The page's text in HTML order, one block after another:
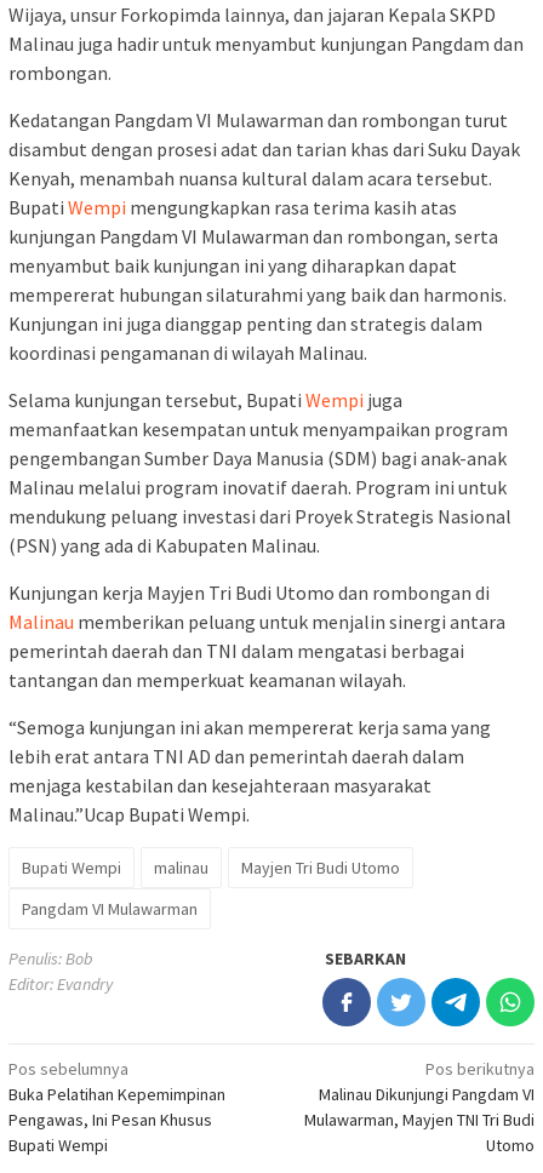
Wijaya, unsur Forkopimda lainnya, dan jajaran Kepala SKPD
Malinau juga hadir untuk menyambut kunjungan Pangdam dan
rombongan.
Kedatangan Pangdam VI Mulawarman dan rombongan turut
disambut dengan prosesi adat dan tarian khas dari Suku Dayak
Kenyah, menambah nuansa kultural dalam acara tersebut.
Bupati Wempi mengungkapkan rasa terima kasih atas
kunjungan Pangdam VI Mulawarman dan rombongan, serta
menyambut baik kunjungan ini yang diharapkan dapat
mempererat hubungan silaturahmi yang baik dan harmonis.
Kunjungan ini juga dianggap penting dan strategis dalam
koordinasi pengamanan di wilayah Malinau.
Selama kunjungan tersebut, Bupati Wempi juga
memanfaatkan kesempatan untuk menyampaikan program
pengembangan Sumber Daya Manusia (SDM) bagi anak-anak
Malinau melalui program inovatif daerah. Program ini untuk
mendukung peluang investasi dari Proyek Strategis Nasional
(PSN) yang ada di Kabupaten Malinau.
Kunjungan kerja Mayjen Tri Budi Utomo dan rombongan di
Malinau memberikan peluang untuk menjalin sinergi antara
pemerintah daerah dan TNI dalam mengatasi berbagai
tantangan dan memperkuat keamanan wilayah.
“Semoga kunjungan ini akan mempererat kerja sama yang
lebih erat antara TNI AD dan pemerintah daerah dalam
menjaga kestabilan dan kesejahteraan masyarakat
Malinau.”Ucap Bupati Wempi.
Bupati Wempi malinau
Mayjen Tri Budi Utomo
Pangdam VI Mulawarman
Penulis: Bob
Editor: Evandry
SEBARKAN
Navigasi
pos
Pos sebelumnya
Buka Pelatihan Kepemimpinan
Pengawas, Ini Pesan Khusus
Bupati Wempi
Pos berikutnya
Malinau Dikunjungi Pangdam VI
Mulawarman, Mayjen TNI Tri Budi
Utomo